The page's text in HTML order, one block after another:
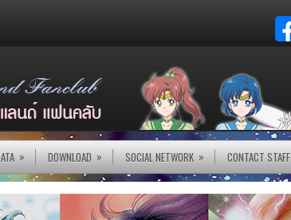
» DOWNLOAD » SOCIAL NETWORK » CONTACT STAFF